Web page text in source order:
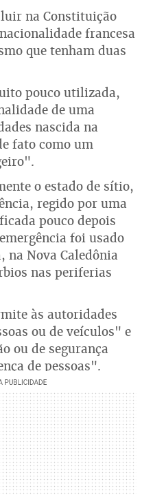
na Constituição
francesa
que tenham duas
pouco utilizada,
de uma
nascida na
fato como um
o estado de sítio,
regido por uma
pouco depois
foi usado
na Nova Caledônia
nas periferias
às autoridades
ou de veículos" e
ou de segurança
de pessoas".